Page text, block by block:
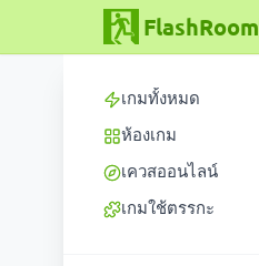
FlashRoom
เกมทั้งหมด
ห้องเกม
เควสออนไลน์
เกมใช้ตรรกะ